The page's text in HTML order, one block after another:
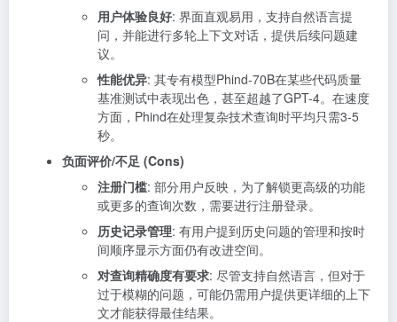
用户体验良好: 界面直观易用，支持自然语言提
问，并能进行多轮上下文对话，提供后续问题建
议。
性能优异: 其专有模型Phind-70B在某些代码质量
基准测试中表现出色，甚至超越了GPT-4。在速度
方面，Phind在处理复杂技术查询时平均只需3-5
秒。
负面评价/不足 (Cons)
注册门槛: 部分用户反映，为了解锁更高级的功能
或更多的查询次数，需要进行注册登录。
历史记录管理: 有用户提到历史问题的管理和按时
间顺序显示方面仍有改进空间。
对查询精确度有要求: 尽管支持自然语言，但对于
过于模糊的问题，可能仍需用户提供更详细的上下
文才能获得最佳结果。